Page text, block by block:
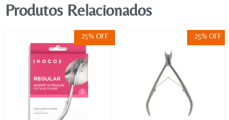
Produtos Relacionados
25% OFF 25% OFF